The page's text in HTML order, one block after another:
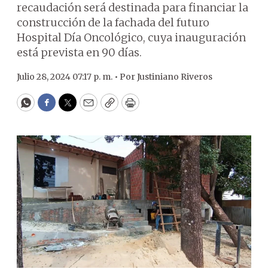
recaudación será destinada para financiar la
construcción de la fachada del futuro
Hospital Día Oncológico, cuya inauguración
está prevista en 90 días.
Julio 28, 2024 07:17 p. m. • PorJustiniano Riveros
WhatsApp
Facebook
Twitter
EmailCopyPrint